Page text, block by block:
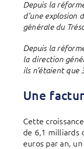
Depuis la
d’une explosion
générale du
Depuis la
la direction
ils n’étaient que
Une
Cette
de 6,1 milliards
euros par an,